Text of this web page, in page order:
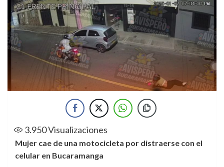
3.950Visualizaciones
Mujer cae de una motocicleta por distraerse con el
celular en Bucaramanga